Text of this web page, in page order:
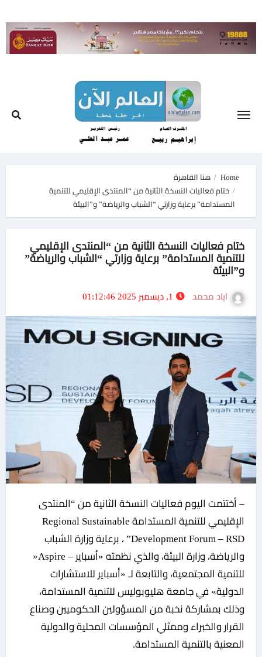
to
content
Home
هنا القاهرة
ختام فعاليات النسخة الثانية من “المنتدى الإقليمي للتنمية
المستدامة” برعاية وزارتي “الشباب والرياضة” و”البيئة
ختام فعاليات النسخة الثانية من “المنتدى الإقليمي
للتنمية المستدامة” برعاية وزارتي “الشباب والرياضة”
و”البيئة
اياد محمد
– أختتمت اليوم فعاليات النسخة الثانية من “المنتدى
الإقليمي للتنمية المستدامة Regional Sustainable
Development Forum – RSD” ، برعاية وزارة الشباب
والرياضة، وزارة البيئة، والذي نظمته «أسباير – Aspire«
للتنمية المجتمعية، والتابعة لـ «أسباير للاستشارات
الدولية» في جامعة هليوبوليس للتنمية المستدامة،
وذلك بمشاركة نخبة من المسؤولين الحكوميين وصناع
القرار والخبراء وممثلي المؤسسات المحلية والدولية
المعنية بالتنمية المستدامة.